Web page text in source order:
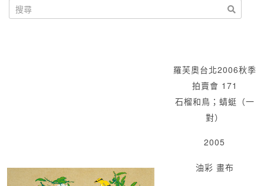
羅芙奧台北2006秋季
拍賣會 171
石榴和鳥；蜻蜓（一
對）
2005
油彩 畫布